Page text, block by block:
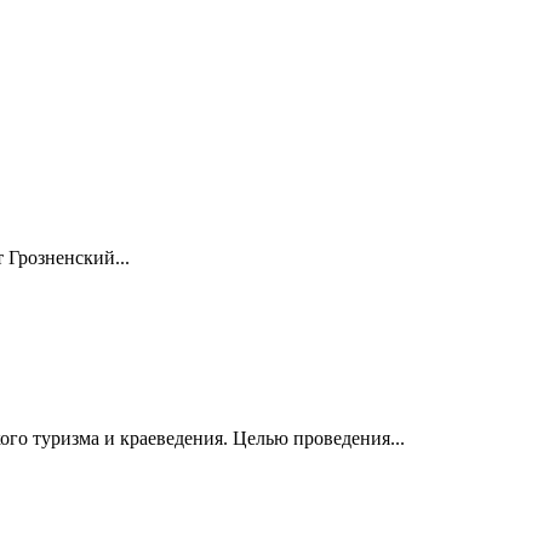
Грозненский...
туризма и краеведения. Целью проведения...